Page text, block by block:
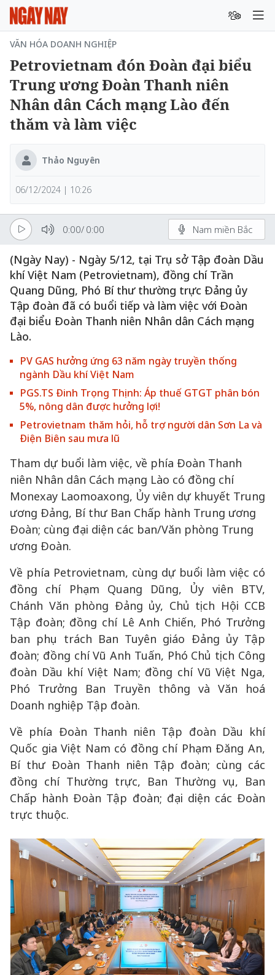
VĂN HÓA DOANH NGHIỆP
Petrovietnam đón Đoàn đại biểu
Trung ương Đoàn Thanh niên
Nhân dân Cách mạng Lào đến
thăm và làm việc
Thảo Nguyên
06/12/2024 | 10:26
0:00/ 0:00 Nam miền Bắc
(Ngày Nay) - Ngày 5/12, tại Trụ sở Tập đoàn Dầu
khí Việt Nam (Petrovietnam), đồng chí Trần
Quang Dũng, Phó Bí thư thường trực Đảng ủy
Tập đoàn đã có buổi tiếp và làm việc với Đoàn
đại biểu Đoàn Thanh niên Nhân dân Cách mạng
Lào.
PV GAS hưởng ứng 63 năm ngày truyền thống
ngành Dầu khí Việt Nam
PGS.TS Đinh Trọng Thịnh: Áp thuế GTGT phân bón
5%, nông dân được hưởng lợi!
Petrovietnam thăm hỏi, hỗ trợ người dân Sơn La và
Điện Biên sau mưa lũ
Tham dự buổi làm việc, về phía Đoàn Thanh
niên Nhân dân Cách mạng Lào có đồng chí
Monexay Laomoaxong, Ủy viên dự khuyết Trung
ương Đảng, Bí thư Ban Chấp hành Trung ương
Đoàn; cùng đại diện các ban/Văn phòng Trung
ương Đoàn.
Về phía Petrovietnam, cùng dự buổi làm việc có
đồng chí Phạm Quang Dũng, Ủy viên BTV,
Chánh Văn phòng Đảng ủy, Chủ tịch Hội CCB
Tập đoàn; đồng chí Lê Anh Chiến, Phó Trưởng
ban phụ trách Ban Tuyên giáo Đảng ủy Tập
đoàn; đồng chí Vũ Anh Tuấn, Phó Chủ tịch Công
đoàn Dầu khí Việt Nam; đồng chí Vũ Việt Nga,
Phó Trưởng Ban Truyền thông và Văn hoá
Doanh nghiệp Tập đoàn.
Về phía Đoàn Thanh niên Tập đoàn Dầu khí
Quốc gia Việt Nam có đồng chí Phạm Đăng An,
Bí thư Đoàn Thanh niên Tập đoàn; cùng các
đồng chí Thường trực, Ban Thường vụ, Ban
Chấp hành Đoàn Tập đoàn; đại diện các Đoàn
trực thuộc.